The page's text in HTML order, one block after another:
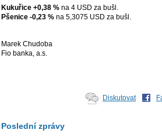
Kukuřice +0,38 % na 4 USD za bušl.
Pšenice -0,23 % na 5,3075 USD za bušl.
Marek Chudoba
Fio banka, a.s.
Diskutovat
Poslední zprávy